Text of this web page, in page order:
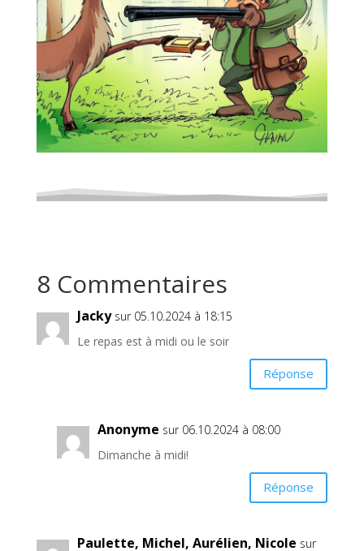
8 Commentaires
Jacky sur 05.10.2024 à 18:15
Le repas est à midi ou le soir
Réponse
Anonyme sur 06.10.2024 à 08:00
Dimanche à midi!
Réponse
Paulette, Michel, Aurélien, Nicole sur